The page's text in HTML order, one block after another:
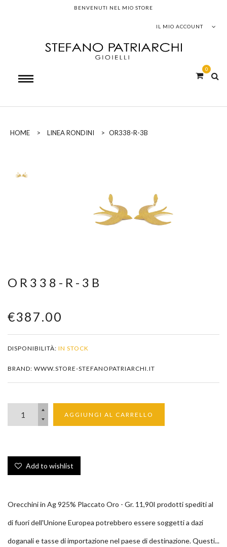
BENVENUTI NEL MIO STORE
IL MIO ACCOUNT
0
HOME > LINEA RONDINI > OR338-R-3B
OR338-R-3B
€387.00
DISPONIBILITÀ: IN STOCK
BRAND: WWW.STORE-STEFANOPATRIARCHI.IT
AGGIUNGI AL CARRELLO
Add to wishlist
Orecchini in Ag 925% Placcato Oro - Gr. 11,90I prodotti spediti al
di fuori dell'Unione Europea potrebbero essere soggetti a dazi
doganali e tasse di importazione nel paese di destinazione. Questi...